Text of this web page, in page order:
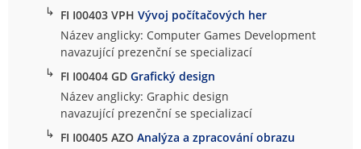
↳ FI I00403 VPHVývoj počítačových her
Název anglicky: Computer Games Development
navazující prezenční se specializací
↳ FI I00404 GDGrafický design
Název anglicky: Graphic design
navazující prezenční se specializací
↳ FI I00405 AZOAnalýza a zpracování obrazu